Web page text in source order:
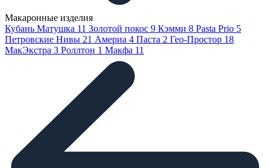
Макаронные изделия
Кубань Матушка 11 Золотой покос 9 Кэмми 8 Pasta Prio 5
Петровские Нивы 21 Америа 4 Паста 2 Гео-Простор 18
МакЭкстра 3 Роллтон 1 Макфа 11